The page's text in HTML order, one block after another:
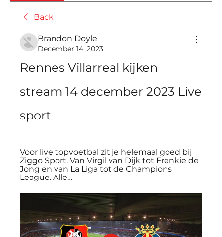
Back
Brandon Doyle
December 14, 2023
Rennes Villarreal kijken
stream 14 december 2023 Live
sport
Voor live topvoetbal zit je helemaal goed bij
Ziggo Sport. Van Virgil van Dijk tot Frenkie de
Jong en van La Liga tot de Champions
League. Alle…